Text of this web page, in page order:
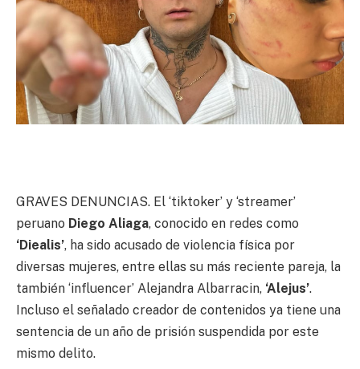
GRAVES DENUNCIAS. El ‘tiktoker’ y ‘streamer’
peruano Diego Aliaga, conocido en redes como
‘Diealis’, ha sido acusado de violencia física por
diversas mujeres, entre ellas su más reciente pareja, la
también ‘influencer’ Alejandra Albarracin, ‘Alejus’.
Incluso el señalado creador de contenidos ya tiene una
sentencia de un año de prisión suspendida por este
mismo delito.